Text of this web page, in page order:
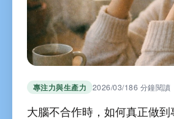
專注力與生產力 2026/03/186 分鐘閱讀
大腦不合作時，如何真正做到